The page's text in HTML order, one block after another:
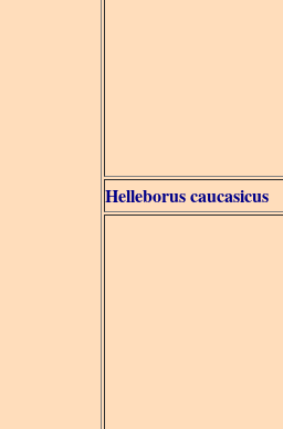
Helleborus caucasicus